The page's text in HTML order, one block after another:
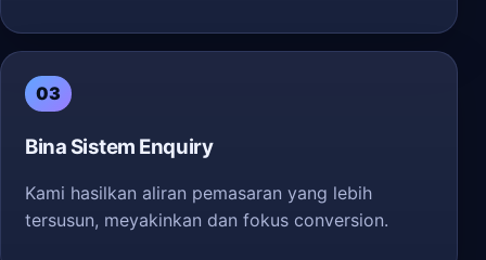
03
Bina Sistem Enquiry
Kami hasilkan aliran pemasaran yang lebih
tersusun, meyakinkan dan fokus conversion.